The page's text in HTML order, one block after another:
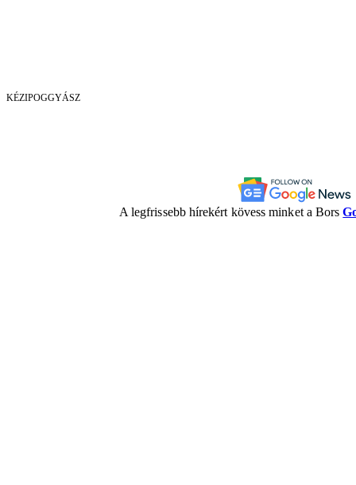
KÉZIPOGGYÁSZ
A legfrissebb hírekért kövess minket a Bors